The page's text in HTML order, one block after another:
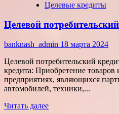
о
которые
выдают
целевые
кредиты
Целевые кредиты
Целевой
banknash_admin 18 марта 2024
Целевой потребительский
кредита: Приобретение товаров
предприятиях, являющихся
автомобилей, техники,...
Читать далееПрочитать